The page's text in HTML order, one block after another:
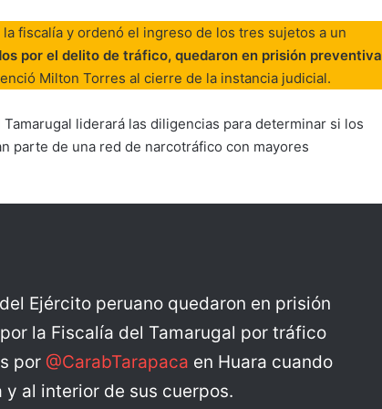
fiscalía y ordenó el ingreso de los tres sujetos a un
por el delito de tráfico, quedaron en prisión preventiva
Milton Torres al cierre de la instancia judicial.
liderará las diligencias para determinar si los
parte de una red de narcotráfico con mayores
Ejército peruano quedaron en prisión
la Fiscalía del Tamarugal por tráfico
por @CarabTarapaca en Huara cuando
al interior de sus cuerpos.